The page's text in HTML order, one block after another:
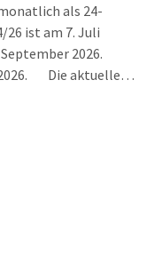
als 24-
26 ist am 7. Juli
2026.
2026. Die aktuelle…